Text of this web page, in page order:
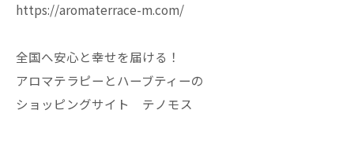
https://aromaterrace-m.com/
全国へ安心と幸せを届ける！
アロマテラピーとハーブティーの
ショッピングサイト テノモス